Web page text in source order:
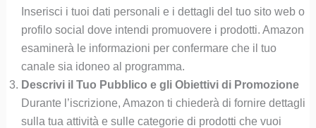
Inserisci i tuoi dati personali e i dettagli del tuo sito web o
profilo social dove intendi promuovere i prodotti. Amazon
esaminerà le informazioni per confermare che il tuo
canale sia idoneo al programma.
Descrivi il Tuo Pubblico e gli Obiettivi di Promozione
Durante l’iscrizione, Amazon ti chiederà di fornire dettagli
sulla tua attività e sulle categorie di prodotti che vuoi